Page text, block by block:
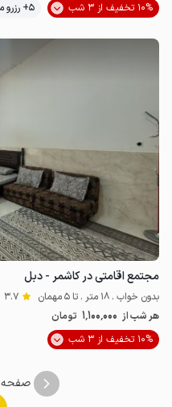
10% تخفیف از 3 شب
5+ رزرو موفق
مجتمع اقامتی در کاشمر - دبل
بدون خواب . 18 متر . تا 5 مهمان 3.7
هر شب از 1٬100٬000 تومان
10% تخفیف از 3 شب
صفحه